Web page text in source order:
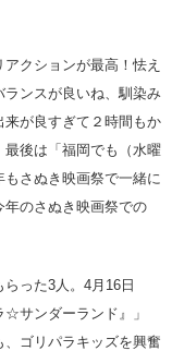
クションが最高！怯え
ンスが良いね、馴染み
が良すぎて２時間もか
後は「福岡でも（水曜
さぬき映画祭で一緒に
のさぬき映画祭での
らった3人。4月16日
☆サンダーランド』」
、ゴリパラキッズを興奮